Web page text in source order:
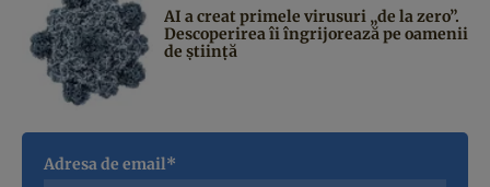
AI a creat primele virusuri „de la zero”.
Descoperirea îi îngrijorează pe oamenii
de știință
Adresa de email*